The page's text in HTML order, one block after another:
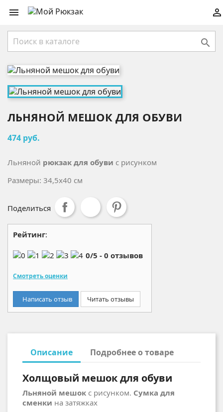
 

ЛЬНЯНОЙ МЕШОК ДЛЯ ОБУВИ
474 руб.
Льняной рюкзак для обуви с рисунком
Размеры: 34,5x40 см
Поделиться
Рейтинг:
0/5 - 0 отзывов
Смотреть оценки
Написать отзыв Читать отзывы
Описание Подробнее о товаре
Холщовый мешок для обуви
Льняной мешок с рисунком. Сумка для
сменки на затяжках